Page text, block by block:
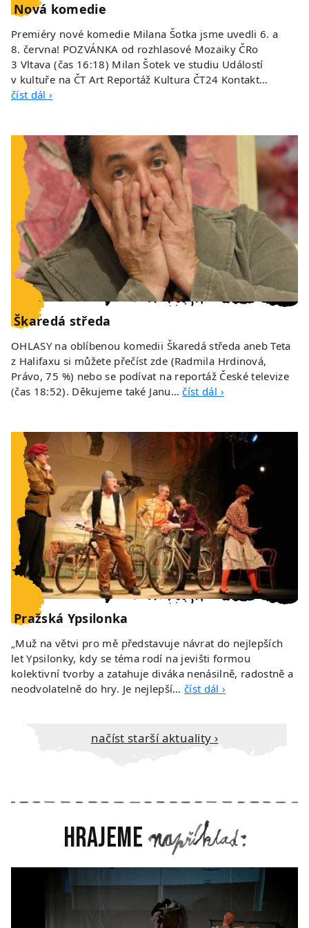
Nová komedie
Premiéry nové komedie Milana Šotka jsme uvedli 6. a
8. června! POZVÁNKA od rozhlasové Mozaiky ČRo
3 Vltava (čas 16:18) Milan Šotek ve studiu Událostí
v kultuře na ČT Art Reportáž Kultura ČT24 Kontakt…
číst dál ›
Škaredá středa
OHLASY na oblíbenou komedii Škaredá středa aneb Teta
z Halifaxu si můžete přečíst zde (Radmila Hrdinová,
Právo, 75 %) nebo se podívat na reportáž České televize
(čas 18:52). Děkujeme také Janu…číst dál ›
Pražská Ypsilonka
„Muž na větvi pro mě představuje návrat do nejlepších
let Ypsilonky, kdy se téma rodí na jevišti formou
kolektivní tvorby a zatahuje diváka nenásilně, radostně a
neodvolatelně do hry. Je nejlepší…číst dál ›
načíst starší aktuality ›
Hrajeme